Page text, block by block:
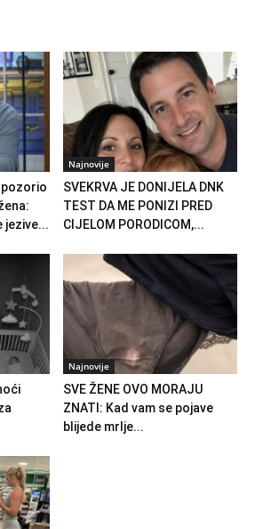
jezive...
Najnovije
SVEKRVA JE DONIJELA DNK
TEST DA ME PONIZI PRED
CIJELOM PORODICOM,...
Najnovije
SVE ŽENE OVO MORAJU
ZNATI: Kad vam se pojave
blijede mrlje...